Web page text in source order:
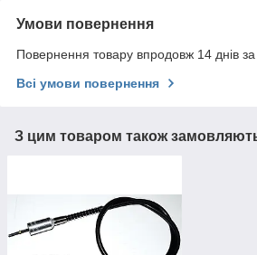
Умови повернення
Повернення товару впродовж 14 днів
Всі умови повернення
З цим товаром також